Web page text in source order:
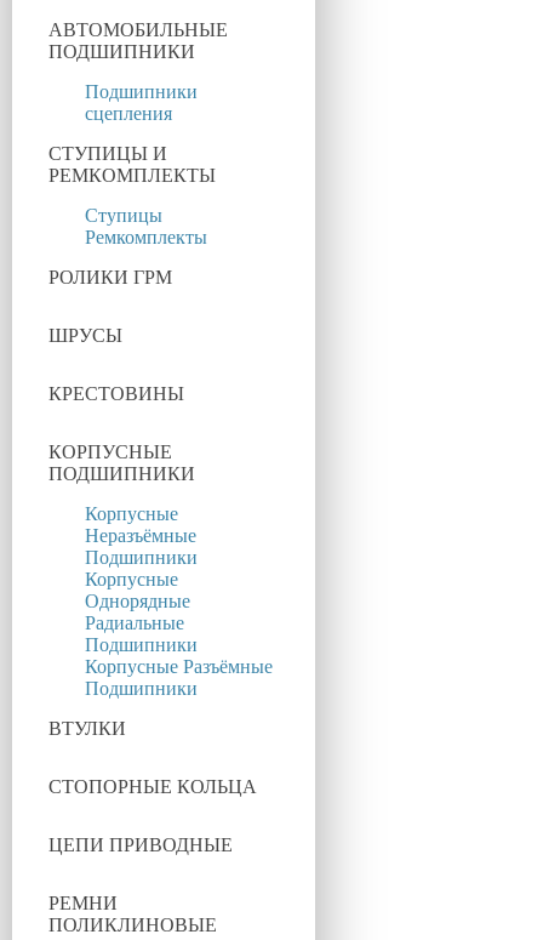
АВТОМОБИЛЬНЫЕ
ПОДШИПНИКИ
Подшипники
сцепления
СТУПИЦЫ И
РЕМКОМПЛЕКТЫ
Ступицы
Ремкомплекты
РОЛИКИ ГРМ
ШРУСЫ
КРЕСТОВИНЫ
КОРПУСНЫЕ
ПОДШИПНИКИ
Корпусные
Неразъёмные
Подшипники
Корпусные
Однорядные
Радиальные
Подшипники
Корпусные Разъёмные
Подшипники
ВТУЛКИ
СТОПОРНЫЕ КОЛЬЦА
ЦЕПИ ПРИВОДНЫЕ
РЕМНИ
ПОЛИКЛИНОВЫЕ